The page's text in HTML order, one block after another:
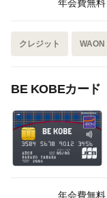
年会費無料
クレジット WAON
BE KOBEカード
年会費無料